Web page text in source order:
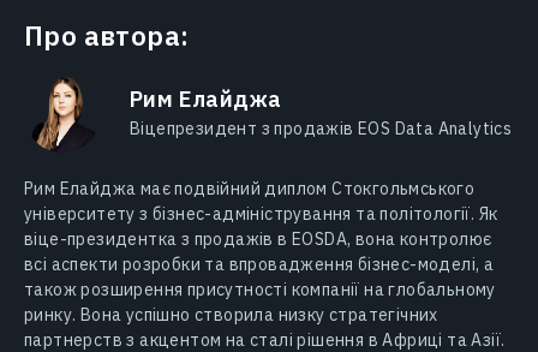
Про автора:
Рим Елайджа
Віцепрезидент з продажів EOS Data Analytics
Рим Елайджa має подвійний диплом Стокгольмського
університету з бізнес-адміністрування та політології. Як
віце-президентка з продажів в EOSDA, вона контролює
всі аспекти розробки та впровадження бізнес-моделі, а
також розширення присутності компанії на глобальному
ринку. Вона успішно створила низку стратегічних
партнерств з акцентом на сталі рішення в Африці та Азії.